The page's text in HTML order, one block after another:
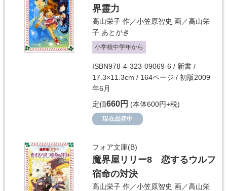
界霊力
高山栄子 作／小笠原智史 画／高山栄
子 あとがき
小学校中学年から
ISBN978-4-323-09069-6 / 新書 /
17.3×11.3cm / 164ページ / 初版2009
年6月
定価660円 (本体600円+税)
現在品切中
フォア文庫(B)
魔界屋リリー8 恋するウルフ
宿命の対決
高山栄子 作／小笠原智史 画／高山栄